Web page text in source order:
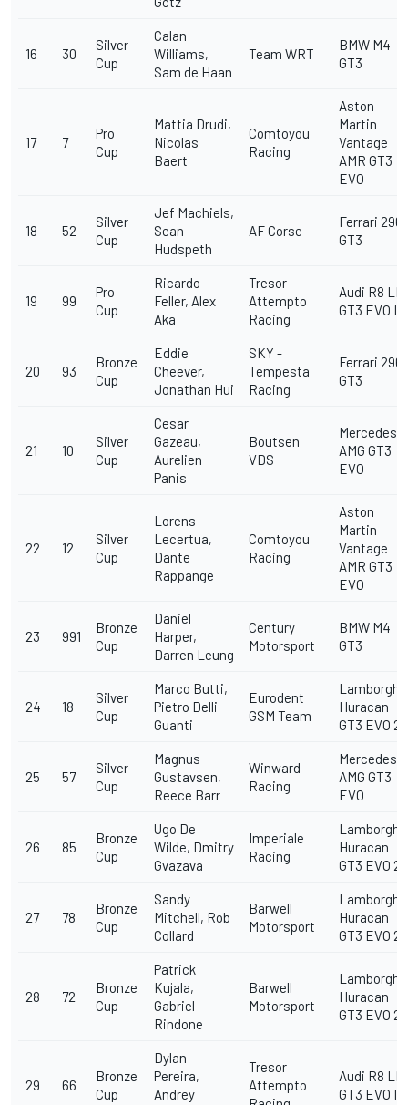
16 30
Silver
Cup
Calan
Williams,
Sam de Haan
Team WRT
BMW M4
GT3
17 7
Pro
Cup
Mattia Drudi,
Nicolas
Baert
Comtoyou
Racing
Aston
Martin
Vantage
AMR GT3
EVO
18 52
Silver
Cup
Jef Machiels,
Sean
Hudspeth
AF Corse
Ferrari 296
GT3
19 99
Pro
Cup
Ricardo
Feller, Alex
Aka
Tresor
Attempto
Racing
Audi R8
GT3 EVO II
20 93
Bronze
Cup
Eddie
Cheever,
Jonathan Hui
SKY -
Tempesta
Racing
Ferrari 296
GT3
21 10
Silver
Cup
Cesar
Gazeau,
Aurelien
Panis
Boutsen
VDS
Mercedes-
AMG GT3
EVO
22 12
Silver
Cup
Lorens
Lecertua,
Dante
Rappange
Comtoyou
Racing
Aston
Martin
Vantage
AMR GT3
EVO
23 991
Bronze
Cup
Daniel
Harper,
Darren Leung
Century
Motorsport
BMW M4
GT3
24 18
Silver
Cup
Marco Butti,
Pietro Delli
Guanti
Eurodent
GSM Team
Huracan
GT3 EVO 2
25 57
Silver
Cup
Magnus
Gustavsen,
Reece Barr
Winward
Racing
Mercedes-
AMG GT3
EVO
26 85
Bronze
Cup
Ugo De
Wilde, Dmitry
Gvazava
Imperiale
Racing
Huracan
GT3 EVO 2
27 78
Bronze
Cup
Sandy
Mitchell, Rob
Collard
Barwell
Motorsport
Huracan
GT3 EVO 2
28 72
Bronze
Cup
Patrick
Kujala,
Gabriel
Rindone
Barwell
Motorsport
Huracan
GT3 EVO 2
29 66
Bronze
Cup
Dylan
Pereira,
Andrey
Tresor
Attempto
Audi R8
GT3 EVO II